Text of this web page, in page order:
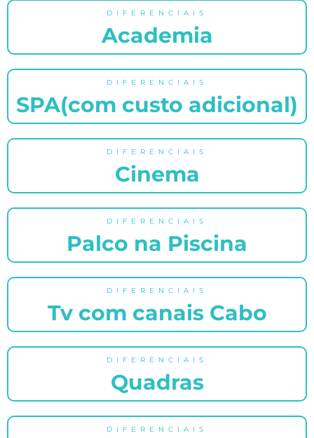
DIFERENCIAIS
Academia
DIFERENCIAIS
SPA(com custo adicional)
DIFERENCIAIS
Cinema
DIFERENCIAIS
Palco na Piscina
DIFERENCIAIS
Tv com canais Cabo
DIFERENCIAIS
Quadras
DIFERENCIAIS